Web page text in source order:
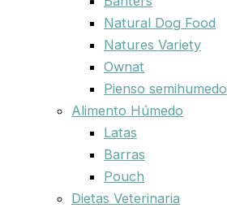
Natural Dog Food
Natures Variety
Ownat
Pienso semihumedo
Alimento Húmedo
Latas
Barras
Pouch
Dietas Veterinaria